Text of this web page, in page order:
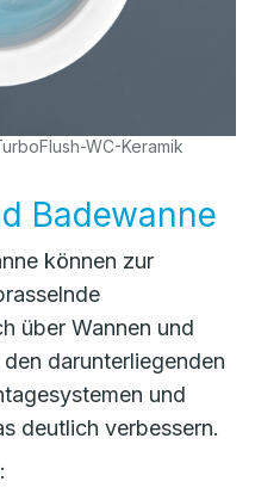
WC-Keramik
Badewanne
können zur
über Wannen und
darunterliegenden
und
deutlich verbessern.